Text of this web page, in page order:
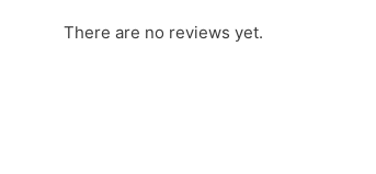
There are no reviews yet.